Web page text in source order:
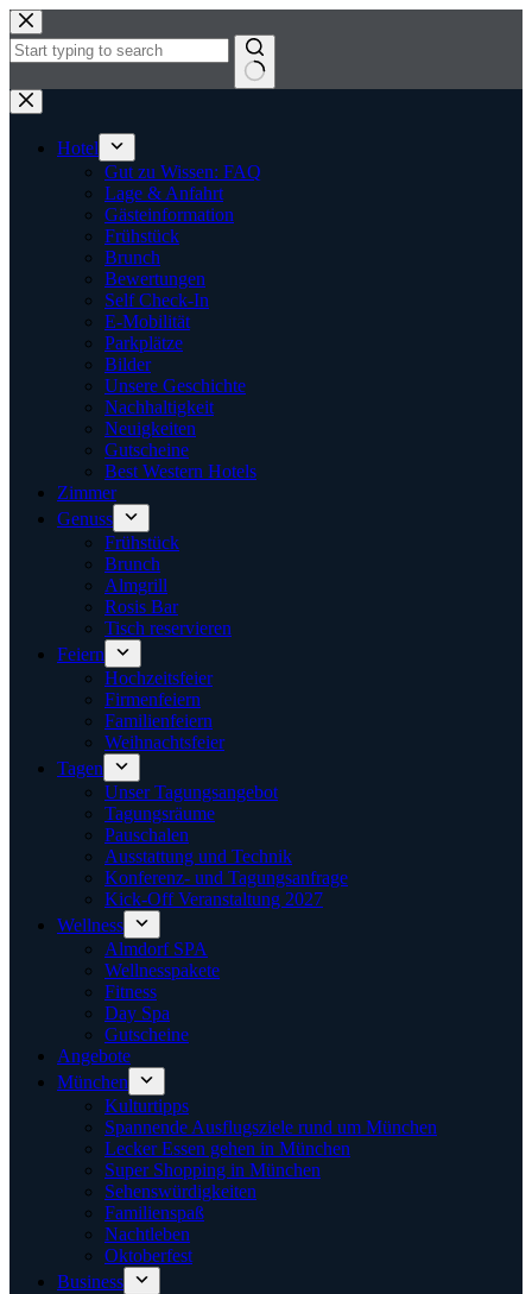
Zum
Inhalt
springen
Keine
Ergebnisse
Hotel
Gut zu Wissen: FAQ
Lage & Anfahrt
Gästeinformation
Frühstück
Brunch
Bewertungen
Self Check-In
E-Mobilität
Parkplätze
Bilder
Unsere Geschichte
Nachhaltigkeit
Neuigkeiten
Gutscheine
Best Western Hotels
Zimmer
Genuss
Frühstück
Brunch
Almgrill
Rosis Bar
Tisch reservieren
Feiern
Hochzeitsfeier
Firmenfeiern
Familienfeiern
Weihnachtsfeier
Tagen
Unser Tagungsangebot
Tagungsräume
Pauschalen
Ausstattung und Technik
Konferenz- und Tagungsanfrage
Kick-Off Veranstaltung 2027
Wellness
Almdorf SPA
Wellnesspakete
Fitness
Day Spa
Gutscheine
Angebote
München
Kulturtipps
Spannende Ausflugsziele rund um München
Lecker Essen gehen in München
Super Shopping in München
Sehenswürdigkeiten
Familienspaß
Nachtleben
Oktoberfest
Business